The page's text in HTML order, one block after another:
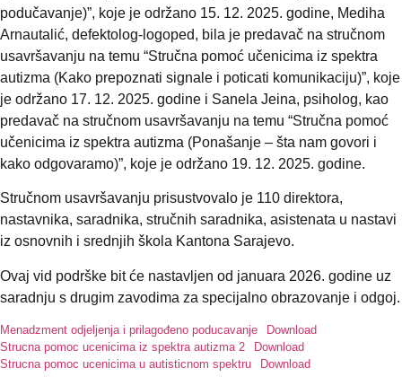
podučavanje)”, koje je održano 15. 12. 2025. godine, Mediha
Arnautalić, defektolog-logoped, bila je predavač na stručnom
usavršavanju na temu “Stručna pomoć učenicima iz spektra
autizma (Kako prepoznati signale i poticati komunikaciju)”, koje
je održano 17. 12. 2025. godine i Sanela Jeina, psiholog, kao
predavač na stručnom usavršavanju na temu “Stručna pomoć
učenicima iz spektra autizma (Ponašanje – šta nam govori i
kako odgovaramo)”, koje je održano 19. 12. 2025. godine.
Stručnom usavršavanju prisustvovalo je 110 direktora,
nastavnika, saradnika, stručnih saradnika, asistenata u nastavi
iz osnovnih i srednjih škola Kantona Sarajevo.
Ovaj vid podrške bit će nastavljen od januara 2026. godine uz
saradnju s drugim zavodima za specijalno obrazovanje i odgoj.
Menadzment odjeljenja i prilagođeno poducavanje
Download
Strucna pomoc ucenicima iz spektra autizma 2
Download
Strucna pomoc ucenicima u autisticnom spektru
Download